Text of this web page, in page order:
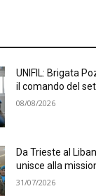
UNIFIL: Brigata
il comando del
08/08/2026
Da Trieste al
unisce alla
31/07/2026